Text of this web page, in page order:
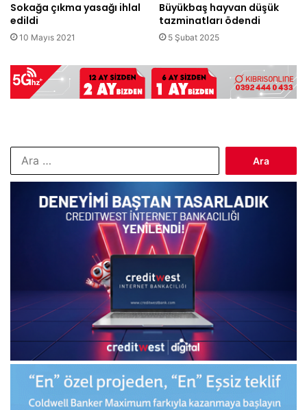
Sokağa çıkma yasağı ihlal
edildi
10 Mayıs 2021
Büyükbaş hayvan düşük
tazminatları ödendi
5 Şubat 2025